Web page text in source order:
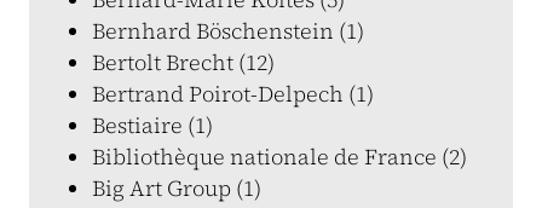
Bernhard Böschenstein (1)
Bertolt Brecht (12)
Bertrand Poirot-Delpech (1)
Bestiaire (1)
Bibliothèque nationale de France (2)
Big Art Group (1)